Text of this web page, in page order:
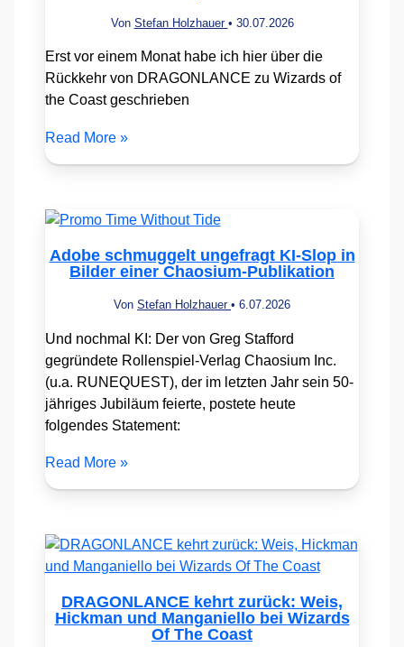
Von Stefan Holzhauer • 30.07.2026
Erst vor einem Monat habe ich hier über die
Rückkehr von DRAGONLANCE zu Wizards of
the Coast geschrieben
Read More »
Adobe schmuggelt ungefragt KI-Slop in
Bilder einer Chaosium-Publikation
Von Stefan Holzhauer • 6.07.2026
Und nochmal KI: Der von Greg Stafford
gegründete Rollenspiel-Verlag Chaosium Inc.
(u.a. RUNEQUEST), der im letzten Jahr sein 50-
jähriges Jubiläum feierte, postete heute
folgendes Statement:
Read More »
DRAGONLANCE kehrt zurück: Weis,
Hickman und Manganiello bei Wizards
Of The Coast